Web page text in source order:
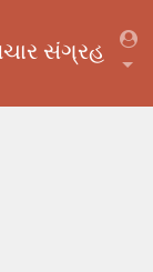
સંગ્રહ